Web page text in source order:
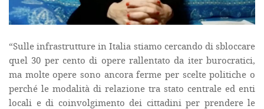
“Sulle infrastrutture in Italia stiamo cercando di sbloccare
quel 30 per cento di opere rallentato da iter burocratici,
ma molte opere sono ancora ferme per scelte politiche o
perché le modalità di relazione tra stato centrale ed enti
locali e di coinvolgimento dei cittadini per prendere le